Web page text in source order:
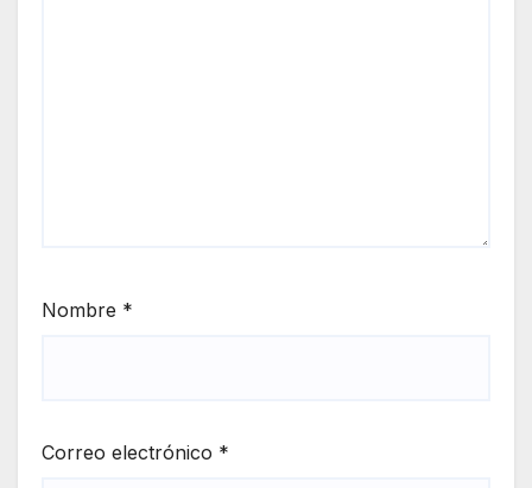
Nombre *
Correo electrónico *